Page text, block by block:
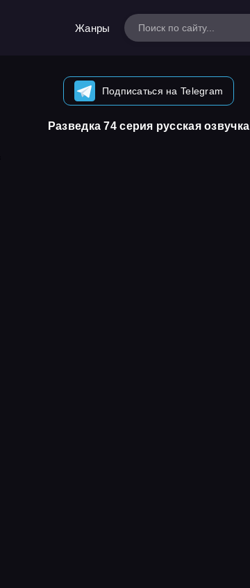
Жанры
Подписаться на Telegram
Разведка 74 серия русская озвучка